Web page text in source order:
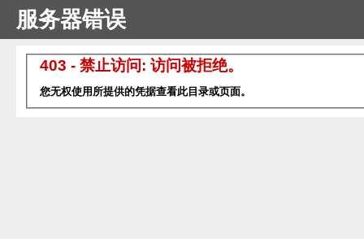
服务器错误
403 - 禁止访问: 访问被拒绝。
您无权使用所提供的凭据查看此目录或页面。